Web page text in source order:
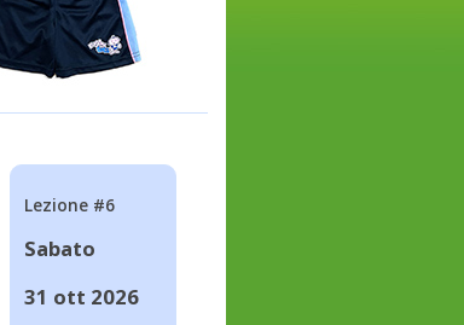
Lezione #6
Sabato
31 ott 2026